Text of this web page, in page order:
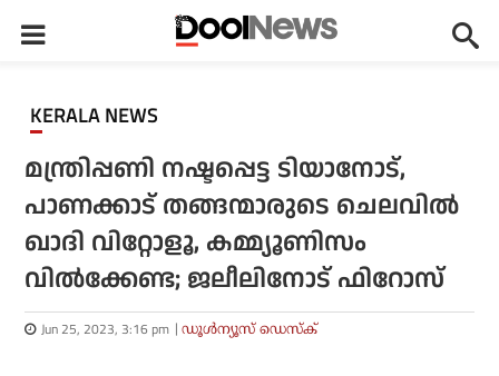
KERALA NEWS
മന്ത്രിപ്പണി നഷ്ടപ്പെട്ട ടിയാനോട്,
പാണക്കാട് തങ്ങന്മാരുടെ ചെലവില്‍
ഖാദി വിറ്റോളൂ, കമ്മ്യൂണിസം
വില്‍ക്കേണ്ട; ജലീലിനോട് ഫിറോസ്
Jun 25, 2023, 3:16 pm ഡൂള്‍ന്യൂസ് ഡെസ്‌ക്